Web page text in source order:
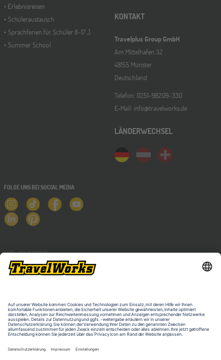
Erlebnisreisen
Schüleraustausch
Sprachferien für Schüler 8-17 J.
Summer School
KONTAKT
Travelplus Group GmbH
Am Mittelhafen 32
48155 Münster
Deutschland
Telefon: 0251-98209-330
E-Mail: info@travelworks.de
LÄNDERWECHSEL
FOLGE UNS BEI SOCIAL MEDIA
NEWSLETTER